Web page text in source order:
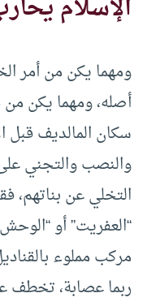
الإسلام
ومهما يكن من أمر
أصله، ومهما يكن
سكان المالديف قبل
والنصب والتجني
التخلي عن بناتهم،
“العفريت” أو
مركب مملوء
ربما عصابة، تخطف